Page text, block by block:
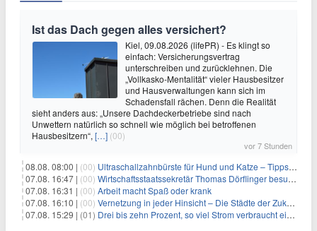
Ist das Dach gegen alles versichert?
Kiel, 09.08.2026 (lifePR) - Es klingt so
einfach: Versicherungsvertrag
unterschreiben und zurücklehnen. Die
„Vollkasko-Mentalität“ vieler Hausbesitzer
und Hausverwaltungen kann sich im
Schadensfall rächen. Denn die Realität
sieht anders aus: „Unsere Dachdeckerbetriebe sind nach
Unwettern natürlich so schnell wie möglich bei betroffenen
Hausbesitzern“, […] (00)
vor 7 Stunden
08.08. 08:00 | (00) Ultraschallzahnbürste für Hund und Katze – Tipps zur erfolgreichen Eingewöhnung
07.08. 16:47 | (00) Wirtschaftsstaatssekretär Thomas Dörflinger besucht Handwerksbetrieb im Kammerbezirk Freiburg
07.08. 16:31 | (00) Arbeit macht Spaß oder krank
07.08. 16:10 | (00) Vernetzung in jeder Hinsicht – Die Städte der Zukunft sind grün-blau
07.08. 15:29 | (01) Drei bis zehn Prozent, so viel Strom verbraucht ein Aufzug im Gebäude